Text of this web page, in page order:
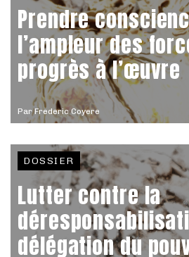
ParFrederic Coyere
Prendre
l’ampleur des
progrès à l’œuvre
DOSSIER
Lutter contre la
délégation du